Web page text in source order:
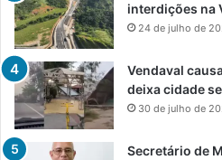
interdições na
24 de julho de
Vendaval
deixa cidade
30 de julho de
Secretário de